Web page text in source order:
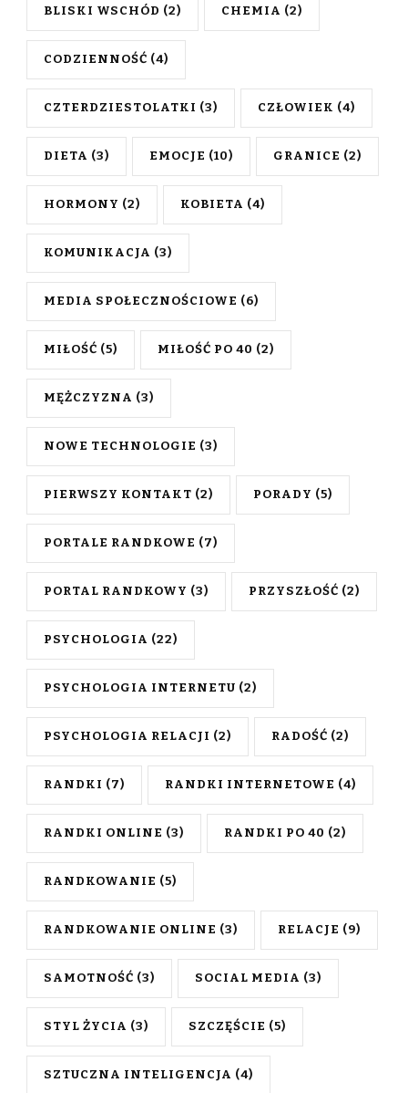
BLISKI WSCHÓD (2) CHEMIA (2)
CODZIENNOŚĆ (4)
CZTERDZIESTOLATKI (3) CZŁOWIEK (4)
DIETA (3) EMOCJE (10) GRANICE (2)
HORMONY (2) KOBIETA (4)
KOMUNIKACJA (3)
MEDIA SPOŁECZNOŚCIOWE (6)
MIŁOŚĆ (5) MIŁOŚĆ PO 40 (2)
MĘŻCZYZNA (3)
NOWE TECHNOLOGIE (3)
PIERWSZY KONTAKT (2) PORADY (5)
PORTALE RANDKOWE (7)
PORTAL RANDKOWY (3) PRZYSZŁOŚĆ (2)
PSYCHOLOGIA (22)
PSYCHOLOGIA INTERNETU (2)
PSYCHOLOGIA RELACJI (2) RADOŚĆ (2)
RANDKI (7) RANDKI INTERNETOWE (4)
RANDKI ONLINE (3) RANDKI PO 40 (2)
RANDKOWANIE (5)
RANDKOWANIE ONLINE (3) RELACJE (9)
SAMOTNOŚĆ (3) SOCIAL MEDIA (3)
STYL ŻYCIA (3) SZCZĘŚCIE (5)
SZTUCZNA INTELIGENCJA (4)